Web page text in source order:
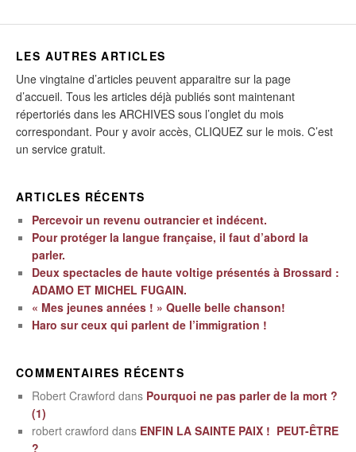
LES AUTRES ARTICLES
Une vingtaine d’articles peuvent apparaitre sur la page
d’accueil. Tous les articles déjà publiés sont maintenant
répertoriés dans les ARCHIVES sous l’onglet du mois
correspondant. Pour y avoir accès, CLIQUEZ sur le mois. C’est
un service gratuit.
ARTICLES RÉCENTS
Percevoir un revenu outrancier et indécent.
Pour protéger la langue française, il faut d’abord la
parler.
Deux spectacles de haute voltige présentés à Brossard :
ADAMO ET MICHEL FUGAIN.
« Mes jeunes années ! » Quelle belle chanson!
Haro sur ceux qui parlent de l’immigration !
COMMENTAIRES RÉCENTS
Robert Crawford dans Pourquoi ne pas parler de la mort ?
(1)
robert crawford dans ENFIN LA SAINTE PAIX ! PEUT-ÊTRE
?